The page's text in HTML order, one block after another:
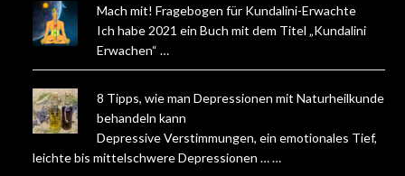
Mach mit! Fragebogen für Kundalini-Erwachte
Ich habe 2021 ein Buch mit dem Titel „Kundalini
Erwachen“ …
8 Tipps, wie man Depressionen mit Naturheilkunde
behandeln kann
Depressive Verstimmungen, ein emotionales Tief,
leichte bis mittelschwere Depressionen … …